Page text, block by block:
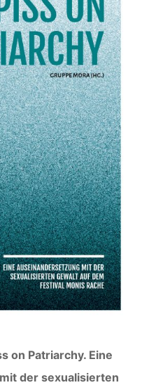
on Patriarchy. Eine
der sexualisierten